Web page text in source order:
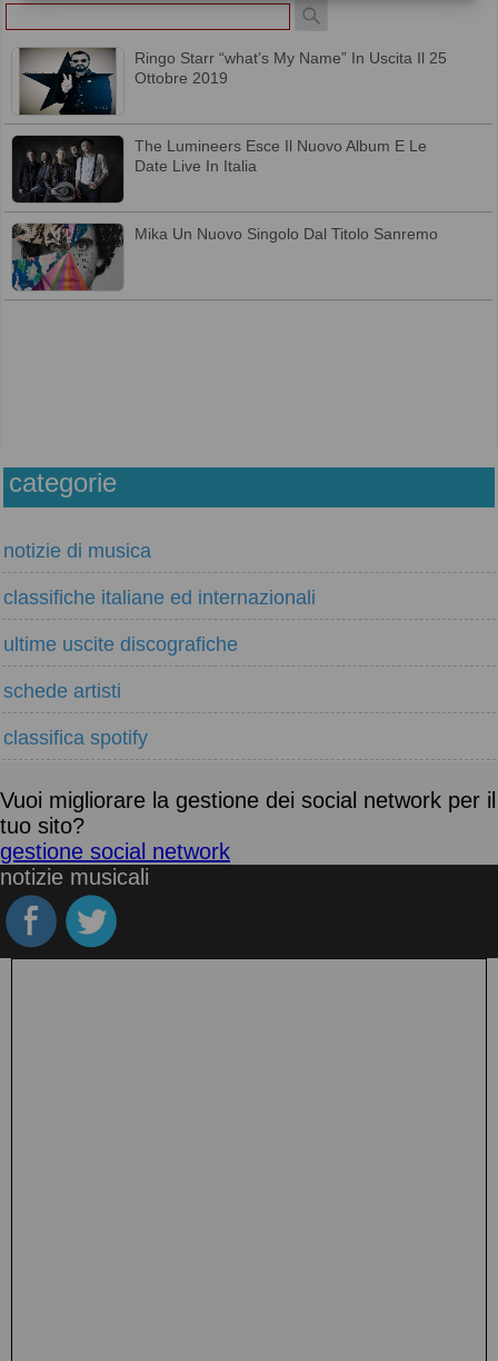
Ringo Starr “what’s My Name” In Uscita Il 25
Ottobre 2019
The Lumineers Esce Il Nuovo Album E Le
Date Live In Italia
Mika Un Nuovo Singolo Dal Titolo Sanremo
categorie
notizie di musica
classifiche italiane ed internazionali
ultime uscite discografiche
schede artisti
classifica spotify
Vuoi migliorare la gestione dei social network per il
tuo sito?
gestione social network
notizie musicali